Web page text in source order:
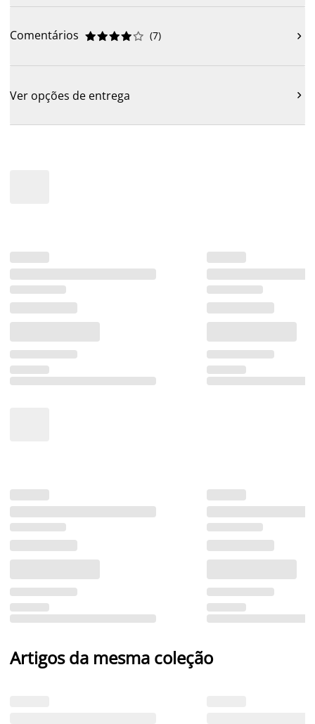
Comentários 




 (7) 
Ver opções de entrega 
Artigos da mesma coleção